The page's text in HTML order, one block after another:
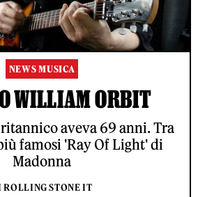
NEWS MUSICA
WILLIAM ORBIT
aveva 69 anni. Tra
famosi 'Ray Of Light' di
Madonna
ROLLING STONE IT